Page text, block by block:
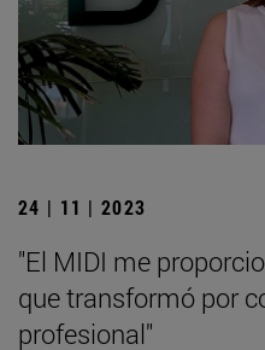
24 | 11 | 2023
"El MIDI me
que transformó por
profesional"